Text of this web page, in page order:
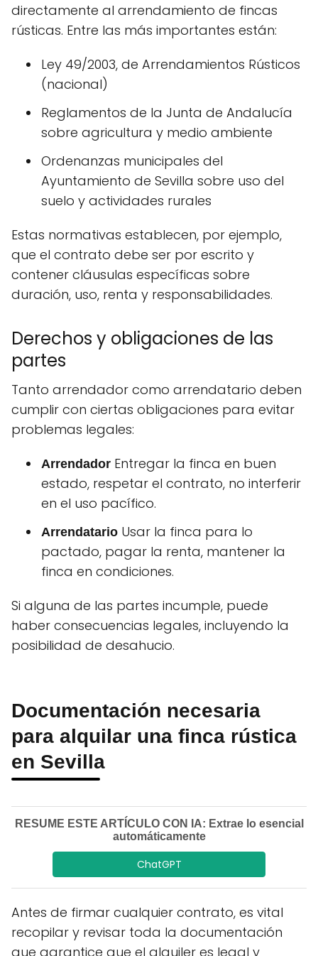
directamente al arrendamiento de fincas
rústicas. Entre las más importantes están:
Ley 49/2003, de Arrendamientos Rústicos
(nacional)
Reglamentos de la Junta de Andalucía
sobre agricultura y medio ambiente
Ordenanzas municipales del
Ayuntamiento de Sevilla sobre uso del
suelo y actividades rurales
Estas normativas establecen, por ejemplo,
que el contrato debe ser por escrito y
contener cláusulas específicas sobre
duración, uso, renta y responsabilidades.
Derechos y obligaciones de las
partes
Tanto arrendador como arrendatario deben
cumplir con ciertas obligaciones para evitar
problemas legales:
Arrendador Entregar la finca en buen
estado, respetar el contrato, no interferir
en el uso pacífico.
Arrendatario Usar la finca para lo
pactado, pagar la renta, mantener la
finca en condiciones.
Si alguna de las partes incumple, puede
haber consecuencias legales, incluyendo la
posibilidad de desahucio.
Documentación necesaria
para alquilar una finca rústica
en Sevilla
RESUME ESTE ARTÍCULO CON IA: Extrae lo esencial
automáticamente
ChatGPT
Antes de firmar cualquier contrato, es vital
recopilar y revisar toda la documentación
que garantice que el alquiler es legal y